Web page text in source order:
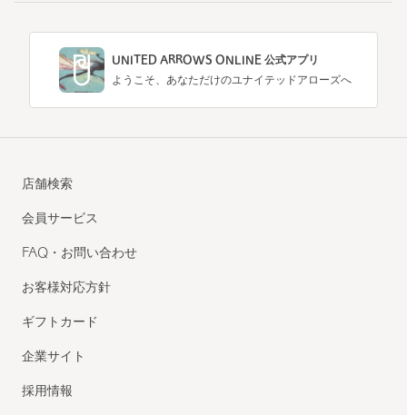
UNITED ARROWS ONLINE 公式アプリ
ようこそ、あなただけのユナイテッドアローズへ
店舗検索
会員サービス
FAQ・お問い合わせ
お客様対応方針
ギフトカード
企業サイト
採用情報